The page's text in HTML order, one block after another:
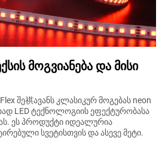
მოგვიანება და მისი
შე祺ავანს კლასიკურ მოგებას neon
LED ტექნოლოგიის ეფექტურობასა
ეს პროდუქტი იდეალურია
სვეტისთვის და ასევე მეტი.